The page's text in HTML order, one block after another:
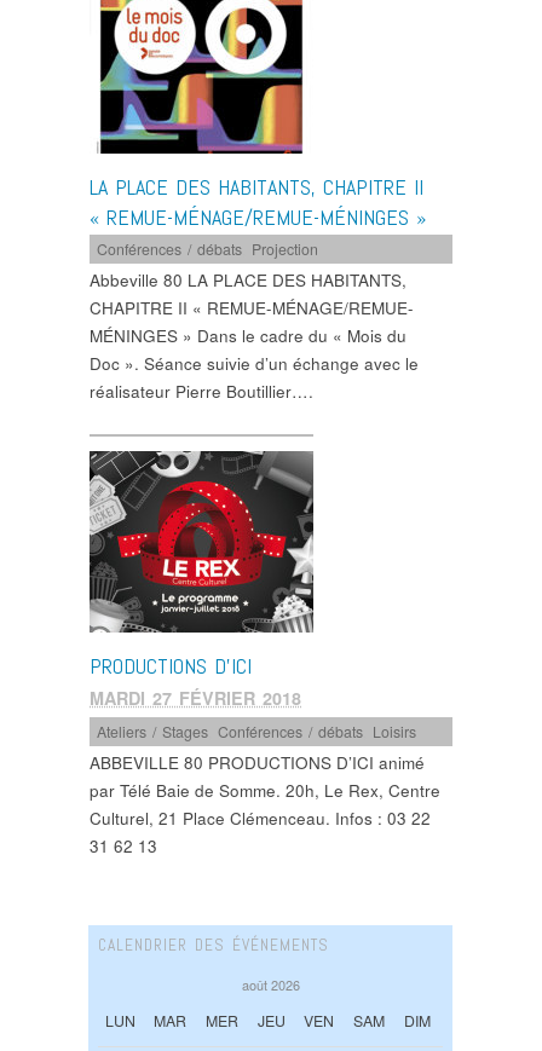
LA PLACE DES HABITANTS, CHAPITRE II
« REMUE-MÉNAGE/REMUE-MÉNINGES »
Conférences / débats Projection
Abbeville 80 LA PLACE DES HABITANTS,
CHAPITRE II « REMUE-MÉNAGE/REMUE-
MÉNINGES » Dans le cadre du « Mois du
Doc ». Séance suivie d’un échange avec le
réalisateur Pierre Boutillier….
PRODUCTIONS D’ICI
MARDI 27 FÉVRIER 2018
Ateliers / Stages ,Conférences / débats Loisirs
ABBEVILLE 80 PRODUCTIONS D’ICI animé
par Télé Baie de Somme. 20h, Le Rex, Centre
Culturel, 21 Place Clémenceau. Infos : 03 22
31 62 13
CALENDRIER DES ÉVÉNEMENTS
août 2026
LUN MAR MER JEU VEN SAM DIM